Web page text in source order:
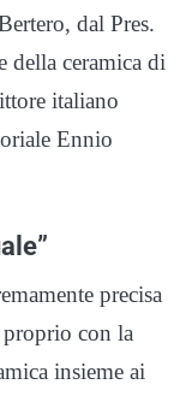
dal Pres.
della ceramica di
italiano
Ennio
precisa
con la
insieme ai